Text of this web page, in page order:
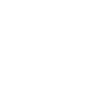
/// НОВОСТИ (СМИ) ///